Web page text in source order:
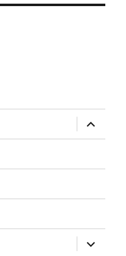
öffnen
öffnen